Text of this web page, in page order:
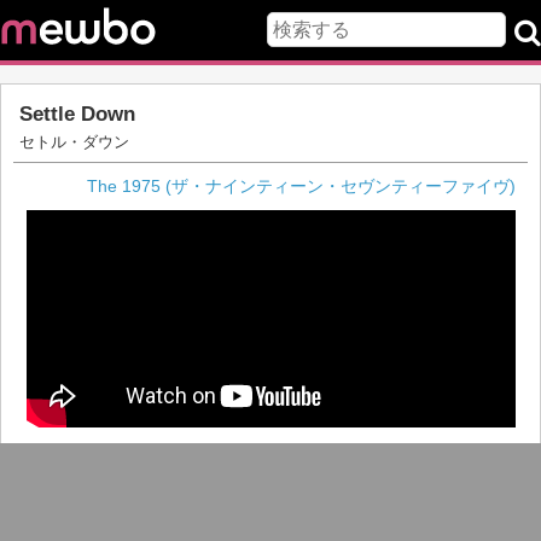
Settle Down
セトル・ダウン
The 1975 (ザ・ナインティーン・セヴンティーファイヴ)